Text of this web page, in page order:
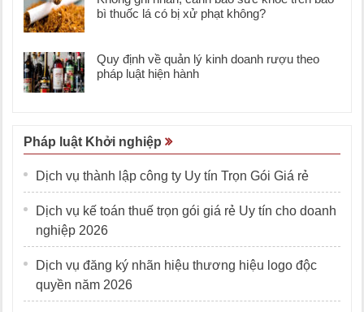
bì thuốc lá có bị xử phạt không?
Quy định về quản lý kinh doanh rượu theo
pháp luật hiện hành
Pháp luật Khởi nghiệp
Dịch vụ thành lập công ty Uy tín Trọn Gói Giá rẻ
Dịch vụ kế toán thuế trọn gói giá rẻ Uy tín cho doanh
nghiệp 2026
Dịch vụ đăng ký nhãn hiệu thương hiệu logo độc
quyền năm 2026